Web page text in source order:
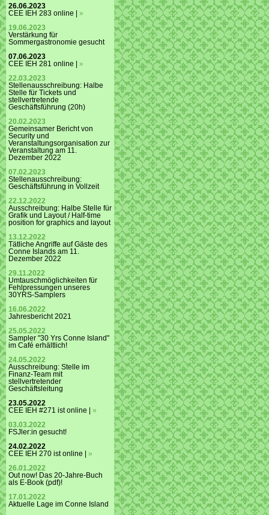
26.06.2023
CEE IEH 283 online | »
19.06.2023
Verstärkung für
Sommergastronomie gesucht
07.06.2023
CEE IEH 281 online | »
22.03.2023
Stellenausschreibung: Halbe
Stelle für Tickets und
stellvertretende
Geschäftsführung (20h)
20.02.2023
Gemeinsamer Bericht von
Security und
Veranstaltungsorganisation zur
Veranstaltung am 11.
Dezember 2022
07.02.2023
Stellenausschreibung:
Geschäftsführung in Vollzeit
22.12.2022
Ausschreibung: Halbe Stelle für
Grafik und Layout / Half-time
position for graphics and layout
13.12.2022
Tätliche Angriffe auf Gäste des
Conne Islands am 11.
Dezember 2022
29.11.2022
Umtauschmöglichkeiten für
Fehlpressungen unseres
30YRS-Samplers
16.06.2022
Jahresbericht 2021
25.05.2022
Sampler "30 Yrs Conne Island"
im Café erhältlich!
24.05.2022
Ausschreibung: Stelle im
Finanz-Team mit
stellvertretender
Geschäftsleitung
23.05.2022
CEE IEH #271 ist online | »
03.03.2022
FSJler:in gesucht!
24.02.2022
CEE IEH 270 ist online | »
26.01.2022
Out now! Das 20-Jahre-Buch
als E-Book (pdf)!
17.01.2022
Aktuelle Lage im Conne Island